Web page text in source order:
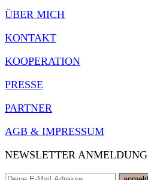
ÜBER MICH
KONTAKT
KOOPERATION
PRESSE
PARTNER
AGB & IMPRESSUM
NEWSLETTER ANMELDUNG